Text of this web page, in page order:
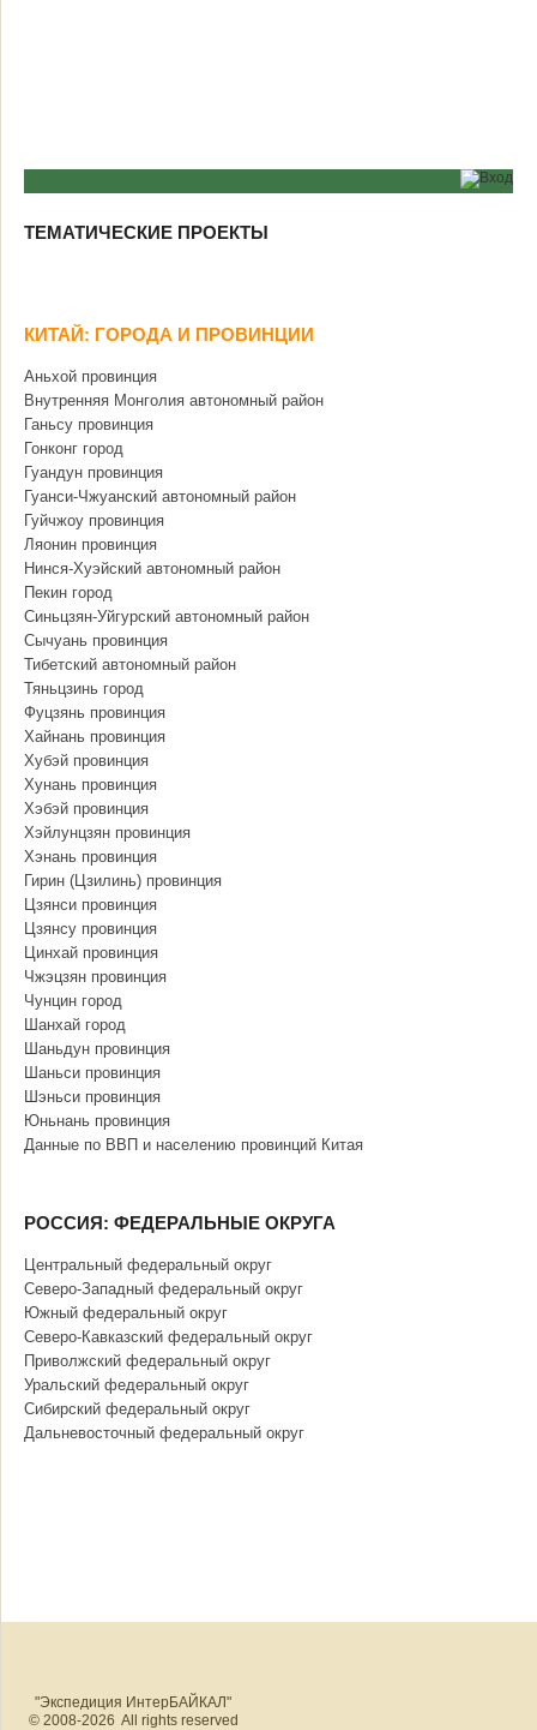
ТЕМАТИЧЕСКИЕ ПРОЕКТЫ
КИТАЙ: ГОРОДА И ПРОВИНЦИИ
Аньхой провинция
Внутренняя Монголия автономный район
Ганьсу провинция
Гонконг город
Гуандун провинция
Гуанси-Чжуанский автономный район
Гуйчжоу провинция
Ляонин провинция
Нинся-Хуэйский автономный район
Пекин город
Синьцзян-Уйгурский автономный район
Сычуань провинция
Тибетский автономный район
Тяньцзинь город
Фуцзянь провинция
Хайнань провинция
Хубэй провинция
Хунань провинция
Хэбэй провинция
Хэйлунцзян провинция
Хэнань провинция
Гирин (Цзилинь) провинция
Цзянси провинция
Цзянсу провинция
Цинхай провинция
Чжэцзян провинция
Чунцин город
Шанхай город
Шаньдун провинция
Шаньси провинция
Шэньси провинция
Юньнань провинция
Данные по ВВП и населению провинций Китая
РОССИЯ: ФЕДЕРАЛЬНЫЕ ОКРУГА
Центральный федеральный округ
Северо-Западный федеральный округ
Южный федеральный округ
Северо-Кавказский федеральный округ
Приволжский федеральный округ
Уральский федеральный округ
Сибирский федеральный округ
Дальневосточный федеральный округ
"Экспедиция ИнтерБАЙКАЛ"
© 2008-2026 All rights reserved